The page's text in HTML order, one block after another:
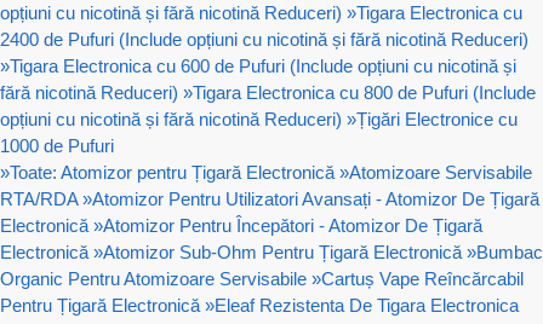
opțiuni cu nicotină și fără nicotină Reduceri) »Tigara Electronica cu
2400 de Pufuri (Include opțiuni cu nicotină și fără nicotină Reduceri)
»Tigara Electronica cu 600 de Pufuri (Include opțiuni cu nicotină și
fără nicotină Reduceri) »Tigara Electronica cu 800 de Pufuri (Include
opțiuni cu nicotină și fără nicotină Reduceri) »Țigări Electronice cu
1000 de Pufuri
»Toate: Atomizor pentru Țigară Electronică »Atomizoare Servisabile
RTA/RDA »Atomizor Pentru Utilizatori Avansați - Atomizor De Țigară
Electronică »Atomizor Pentru Începători - Atomizor De Țigară
Electronică »Atomizor Sub-Ohm Pentru Țigară Electronică »Bumbac
Organic Pentru Atomizoare Servisabile »Cartuș Vape Reîncărcabil
Pentru Țigară Electronică »Eleaf Rezistenta De Tigara Electronica